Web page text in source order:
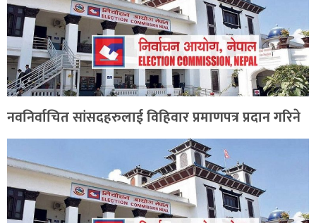
नवनिर्वाचित सांसदहरुलाई विहिवार प्रमाणपत्र प्रदान गरिने